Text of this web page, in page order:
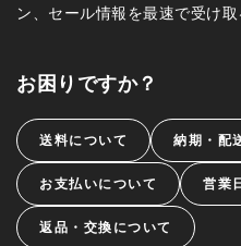
ン、セール情報を最速で受け取
お困りですか？
送料について 納期・配
お支払いについて 営業
返品・交換について